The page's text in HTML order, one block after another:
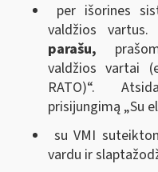
per išorines
valdžios vartus.
parašu,
valdžios vartai
RATO)“.
prisijungimą „Su
su VMI
vardu ir